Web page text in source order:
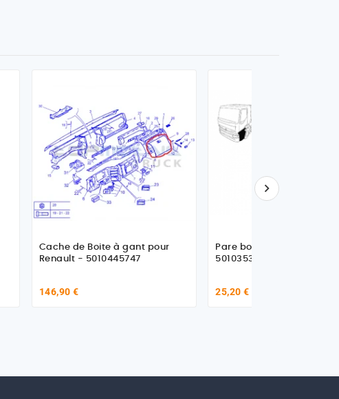
Cache de Boite à gant pour
Renault - 5010445747
146,90 €
Pare boue pour Renault
5010353309
25,20 €
